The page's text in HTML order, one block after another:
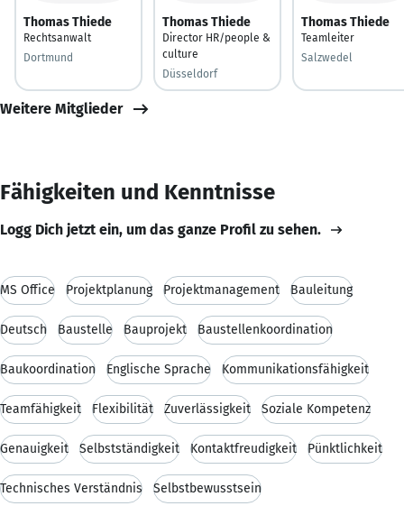
Thomas Thiede
Rechtsanwalt
Dortmund
Thomas Thiede
Director HR/people &
culture
Düsseldorf
Thomas Thiede
Teamleiter
Salzwedel
Weitere Mitglieder
Fähigkeiten und Kenntnisse
Logg Dich jetzt ein, um das ganze Profil zu sehen.
MS Office Projektplanung Projektmanagement Bauleitung
Deutsch Baustelle Bauprojekt Baustellenkoordination
Baukoordination Englische Sprache Kommunikationsfähigkeit
Teamfähigkeit Flexibilität Zuverlässigkeit Soziale Kompetenz
Genauigkeit Selbstständigkeit Kontaktfreudigkeit Pünktlichkeit
Technisches Verständnis Selbstbewusstsein